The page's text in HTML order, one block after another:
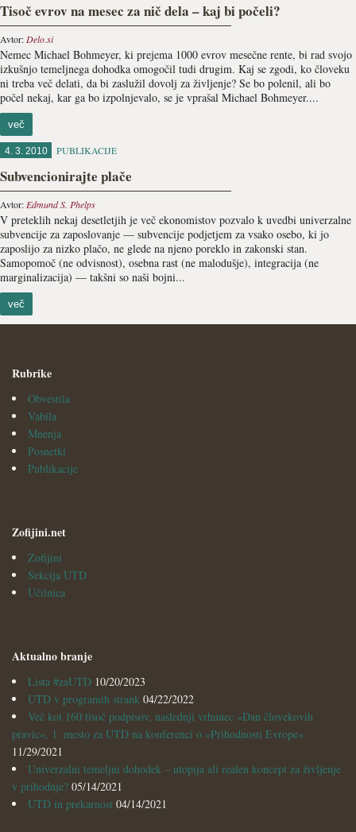
Tisoč evrov na mesec za nič dela – kaj bi počeli?
Avtor: Delo.si
Nemec Michael Bohmeyer, ki prejema 1000 evrov mesečne rente, bi rad svojo
izkušnjo temeljnega dohodka omogočil tudi drugim. Kaj se zgodi, ko človeku
ni treba več delati, da bi zaslužil dovolj za življenje? Se bo polenil, ali bo
počel nekaj, kar ga bo izpolnjevalo, se je vprašal Michael Bohmeyer....
več
4. 3. 2010 PUBLIKACIJE
Subvencionirajte plače
Avtor: Edmund S. Phelps
V preteklih nekaj desetletjih je več ekonomistov pozvalo k uvedbi univerzalne
subvencije za zaposlovanje — subvencije podjetjem za vsako osebo, ki jo
zaposlijo za nizko plačo, ne glede na njeno poreklo in zakonski stan.
Samopomoč (ne odvisnost), osebna rast (ne malodušje), integracija (ne
marginalizacija) — takšni so naši bojni...
več
Rubrike
Obvestila
Vabila
Mnenja
Posnetki
Publikacije
Zofijini.net
Zofijini
Sekcija UTD
Učilnica
Aktualno branje
Lista #zaUTD 10/20/2023
UTD v programih strank 04/22/2022
Več kot 160 tisoč podpisov, naslednji vrhunec »Dan človekovih
pravic«, 1. mesto za UTD na konferenci o »Prihodnosti Evrope«
11/29/2021
Univerzalni temeljni dohodek – utopija ali realen koncept za življenje
v prihodnje? 05/14/2021
UTD in prekarnost 04/14/2021